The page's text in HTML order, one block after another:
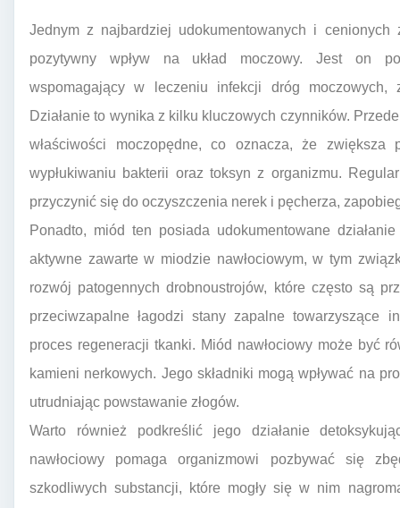
Jednym z najbardziej udokumentowanych i cenionych
pozytywny wpływ na układ moczowy. Jest on
wspomagający w leczeniu infekcji dróg moczowych,
Działanie to wynika z kilku kluczowych czynników.
właściwości moczopędne, co oznacza, że
wypłukiwaniu bakterii oraz toksyn z organizmu.
przyczynić się do oczyszczenia nerek i pęcherza,
Ponadto, miód ten posiada udokumentowane
aktywne zawarte w miodzie nawłociowym, w tym
rozwój patogennych drobnoustrojów, które często są
przeciwzapalne łagodzi stany zapalne towarzyszące
proces regeneracji tkanki. Miód nawłociowy może być
kamieni nerkowych. Jego składniki mogą wpływać na
utrudniając powstawanie złogów.
Warto również podkreślić jego działanie
nawłociowy pomaga organizmowi pozbywać się
szkodliwych substancji, które mogły się w nim